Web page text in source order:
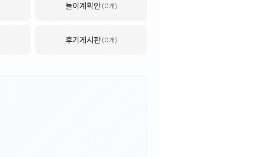
놀이계획안 (0개)
후기게시판 (0개)